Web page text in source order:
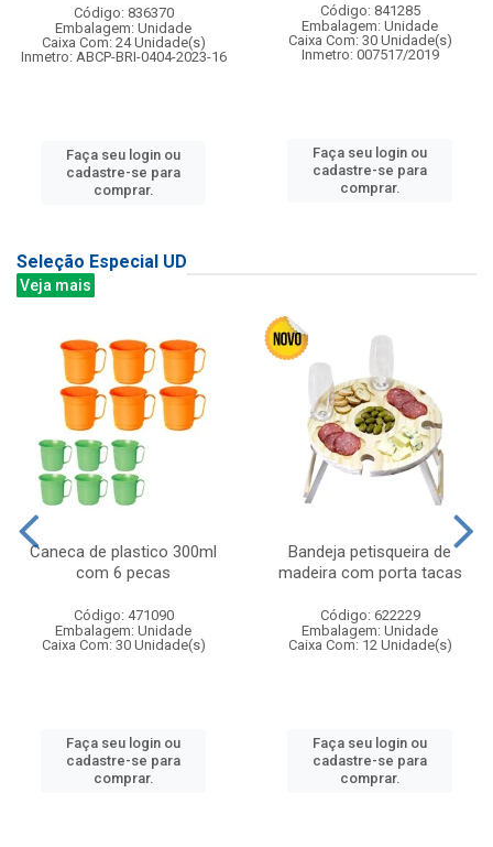
Código: 836370
Embalagem: Unidade
Caixa Com: 24 Unidade(s)
Inmetro: ABCP-BRI-0404-2023-16
Faça seu login ou
cadastre-se para
comprar.
Código: 841285
Embalagem: Unidade
Caixa Com: 30 Unidade(s)
Inmetro: 007517/2019
Faça seu login ou
cadastre-se para
comprar.
Seleção Especial UD
Veja mais
Caneca de plastico 300ml
com 6 pecas
Código: 471090
Embalagem: Unidade
Caixa Com: 30 Unidade(s)
Faça seu login ou
cadastre-se para
comprar.
Bandeja petisqueira de
madeira com porta tacas
Código: 622229
Embalagem: Unidade
Caixa Com: 12 Unidade(s)
Faça seu login ou
cadastre-se para
comprar.